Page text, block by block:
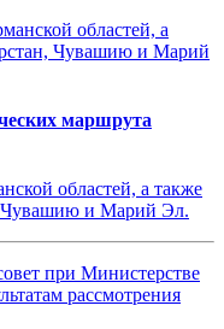
маршрута
областей, а также
Чувашию и Марий Эл.
при Министерстве
рассмотрения